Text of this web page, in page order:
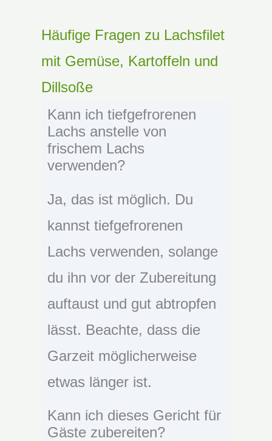
Häufige Fragen zu Lachsfilet
mit Gemüse, Kartoffeln und
Dillsoße
Kann ich tiefgefrorenen
Lachs anstelle von
frischem Lachs
verwenden?
Ja, das ist möglich. Du
kannst tiefgefrorenen
Lachs verwenden, solange
du ihn vor der Zubereitung
auftaust und gut abtropfen
lässt. Beachte, dass die
Garzeit möglicherweise
etwas länger ist.
Kann ich dieses Gericht für
Gäste zubereiten?